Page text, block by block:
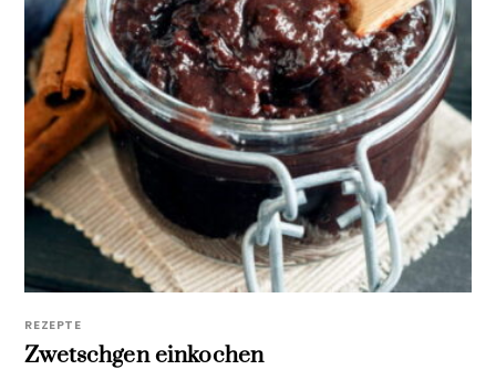
REZEPTE
Zwetschgen einkochen